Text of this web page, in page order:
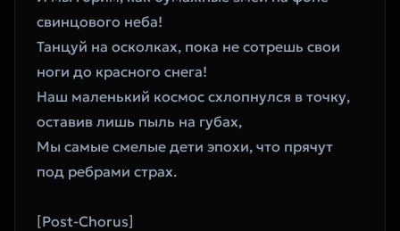
свинцового неба!
Танцуй на осколках, пока не сотрешь свои
ноги до красного снега!
Наш маленький космос схлопнулся в точку,
оставив лишь пыль на губах,
Мы самые смелые дети эпохи, что прячут
под ребрами страх.
[Post-Chorus]